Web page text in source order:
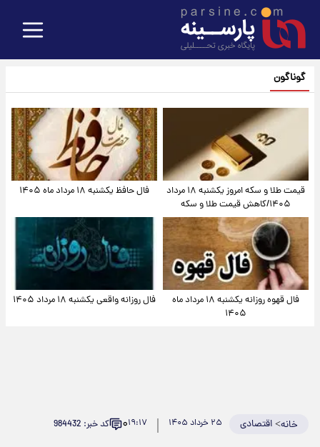
گوناگون
قیمت طلا و سکه امروز یکشنبه ۱۸ مرداد
۱۴۰۵/کاهش قیمت طلا و سکه
فال حافظ یکشنبه ۱۸ مرداد ماه ۱۴۰۵
فال قهوه روزانه یکشنبه ۱۸ مرداد ماه
۱۴۰۵
فال روزانه واقعی یکشنبه ۱۸ مرداد ۱۴۰۵
خانه>اقتصادی ۲۵ خرداد ۱۴۰۵ ۱۹:۱۷۰ کد خبر: 984432